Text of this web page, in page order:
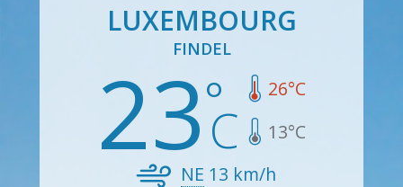
LUXEMBOURG
FINDEL
23 26°C
13°C
NE 13 km/h